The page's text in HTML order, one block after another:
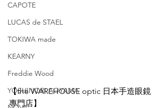
CAPOTE
LUCAS de STAEL
TOKIWA made
KEARNY
Freddie Wood
YOSHINORI AOYAMA
【the WAREHOUSE optic 日本手造眼鏡
專門店】